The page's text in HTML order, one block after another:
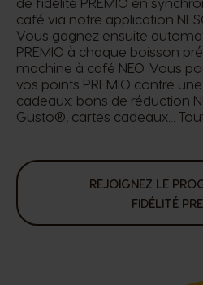
café via notre application
Vous gagnez ensuite
PREMIO à chaque boisson
machine à café NEO. Vous
vos points PREMIO contre
cadeaux: bons de réduction
Gusto®, cartes cadeaux...
REJOIGNEZ LE
FIDÉLITÉ